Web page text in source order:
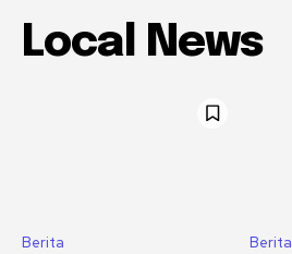
Local News
Berita Berita